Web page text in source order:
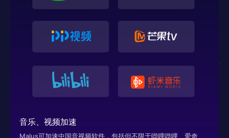
音乐、视频加速
Malus可加速中国音视频软件，包括但不限于哔哩哔哩、爱奇